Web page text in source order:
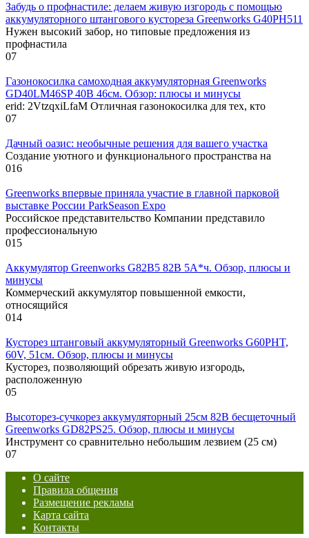
Забудь о профнастиле: делаем живую изгородь с помощью
аккумуляторного штангового кустореза Greenworks G40PH511
Нужен высокий забор, но типовые предложения из
профнастила
07
Газонокосилка самоходная аккумуляторная Greenworks
GD40LM46SP 40В 46см. Обзор: плюсы и минусы
erid: 2VtzqxiLfaM Отличная газонокосилка для тех, кто
07
Дачный оазис: необычные решения для вашего участка
Создание уютного и функционального пространства на
016
Greenworks впервые приняла участие в главной парковой
выставке России ParkSeason Expo
Российское представительство Компании представило
профессиональную
015
Аккумулятор Greenworks G82B5 82В 5А*ч. Обзор, плюсы и
минусы
Коммерческий аккумулятор повышенной емкости,
относящийся
014
Кусторез штанговый аккумуляторный Greenworks G60PHT,
60V, 51см. Обзор, плюсы и минусы
Кусторез, позволяющий обрезать живую изгородь,
расположенную
05
Высоторез-сучкорез аккумуляторный 25см 82В бесщеточный
Greenworks GD82PS25. Обзор, плюсы и минусы
Инструмент со сравнительно небольшим лезвием (25 см)
07
О сайте
Правила общения
Размещение рекламы
Карта сайта
Контакты